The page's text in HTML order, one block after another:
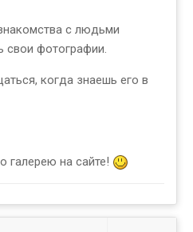
с людьми
свои фотографии.
когда знаешь его в
галерею на сайте!